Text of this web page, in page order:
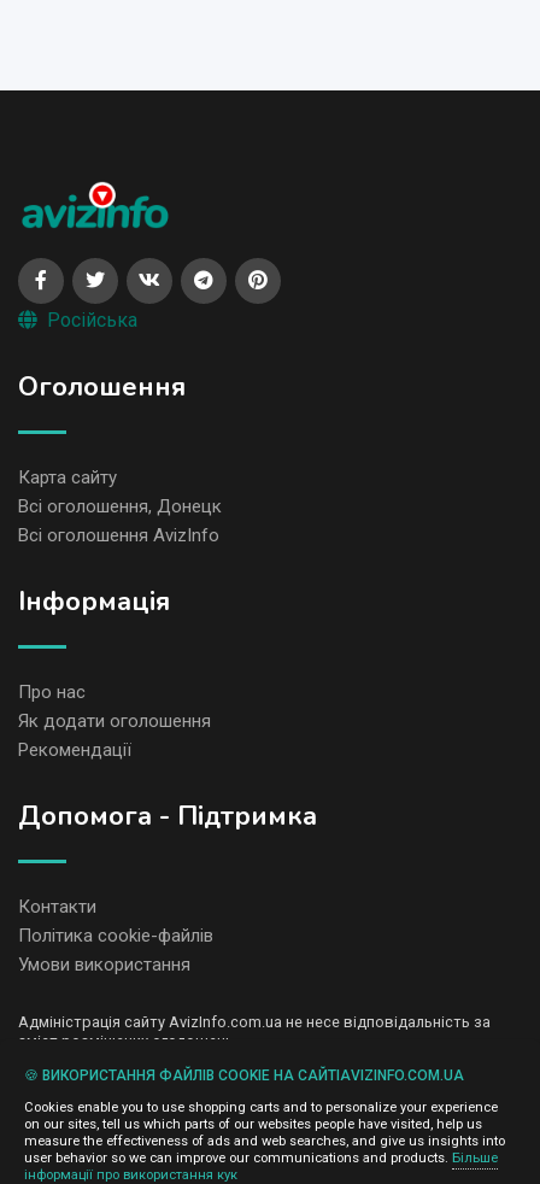
Російська
Оголошення
Карта сайту
Всі оголошення, Донецк
Всі оголошення AvizInfo
Iнформація
Про нас
Як додати оголошення
Рекомендації
Допомога - Підтримка
Контакти
Політика cookie-файлів
Умови використання
Адміністрація сайту AvizInfo.com.ua не несе відповідальність за
зміст розміщених оголошень.
і не продаємо особисту інформацію зареєстрованих користувачів
AvizInfo.com.ua третім особам. Ми не відповідаємо за правила
конфіденційності сайтів на які посилається AvizInfo.com.ua. На
деяких сторінках нашого сайту представлена реклама Google
Adsense Advertising Network. Щоб дізнатися детальніше про
правила конфіденційності Google
🍪 ВИКОРИСТАННЯ ФАЙЛІВ COOKIE НА САЙТІAVIZINFO.COM.UA
Cookies enable you to use shopping carts and to personalize your experience
on our sites, tell us which parts of our websites people have visited, help us
measure the effectiveness of ads and web searches, and give us insights into
user behavior so we can improve our communications and products. Більше
інформації про використання кук